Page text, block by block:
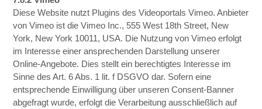
Diese Website nutzt Plugins des Videoportals Vimeo. Anbieter
von Vimeo ist die Vimeo Inc., 555 West 18th Street, New
York, New York 10011, USA. Die Nutzung von Vimeo erfolgt
im Interesse einer ansprechenden Darstellung unserer
Online-Angebote. Dies stellt ein berechtigtes Interesse im
Sinne des Art. 6 Abs. 1 lit. f DSGVO dar. Sofern eine
entsprechende Einwilligung über unseren Consent-Banner
abgefragt wurde, erfolgt die Verarbeitung ausschließlich auf